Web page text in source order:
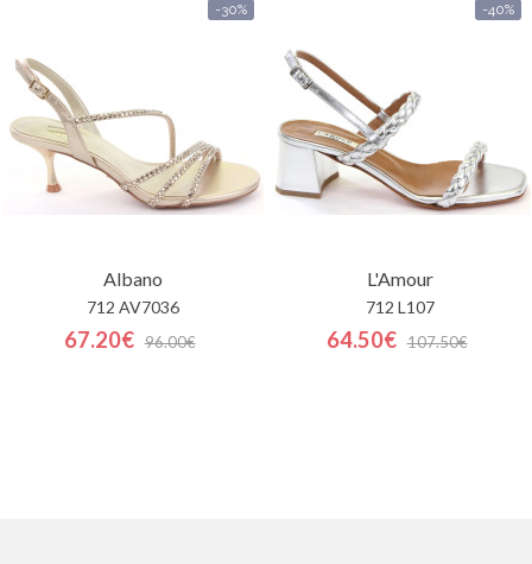
-30%
Albano
712 AV7036
67.20€ 96.00€
-40%
L'Amour
712 L107
64.50€ 107.50€